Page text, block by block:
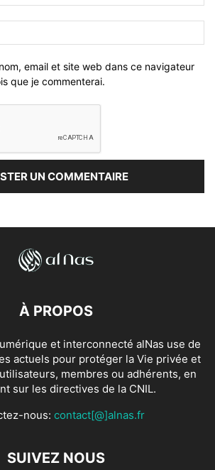
email et site web dans ce navigateur
que je commenterai.
À PROPOS
et interconnecté alNas use de
actuels pour protéger la Vie privée et
membres ou adhérents, en
sur les directives de la CNIL.
nous: contact[@]alnas.fr
SUIVEZ NOUS